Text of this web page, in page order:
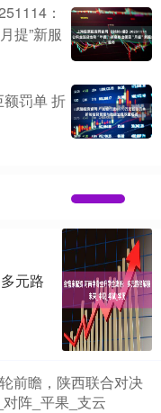
：
提”新服
罚单 折
元路
前瞻，陕西联合对决
阵_平果_支云